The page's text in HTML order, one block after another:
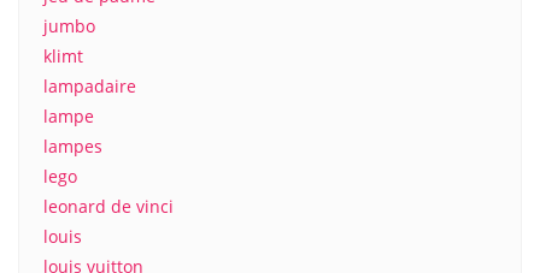
jumbo
klimt
lampadaire
lampe
lampes
lego
leonard de vinci
louis
louis vuitton